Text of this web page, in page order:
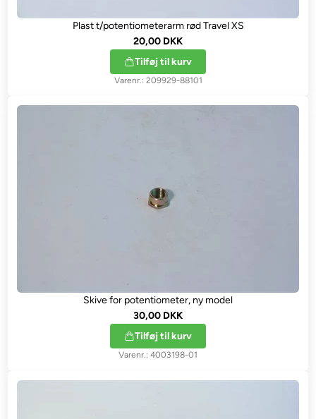
Plast t/potentiometerarm rød Travel XS
20,00 DKK
Tilføj til kurv
209929-88101
Skive for potentiometer, ny model
30,00 DKK
Tilføj til kurv
4003198-01